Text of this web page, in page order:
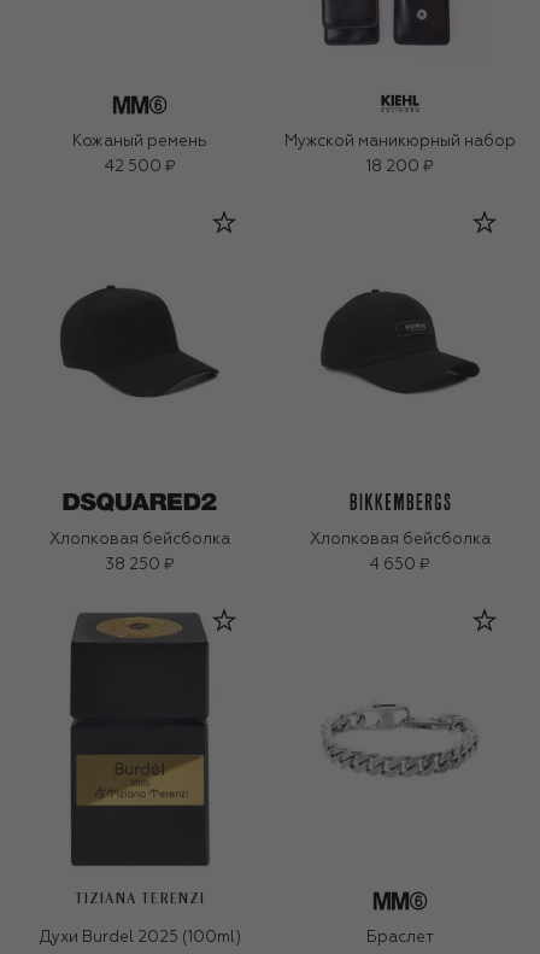
Кожаный ремень
42 500 ₽
Мужской маникюрный набор
18 200 ₽
Хлопковая бейсболка
38 250 ₽
Хлопковая бейсболка
4 650 ₽
TIZIANA TERENZI
Духи Burdel 2025 (100ml)
Браслет